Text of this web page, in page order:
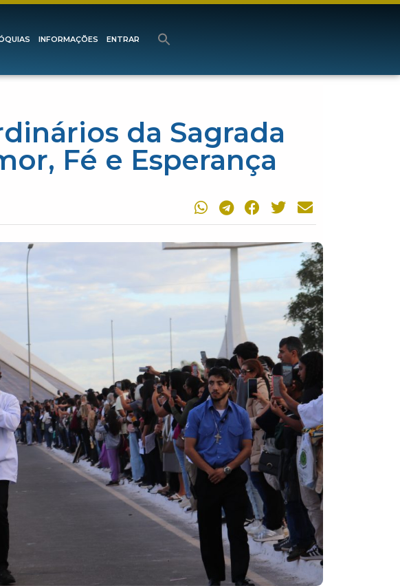
INFORMAÇÕES ENTRAR
da Sagrada
Fé e Esperança